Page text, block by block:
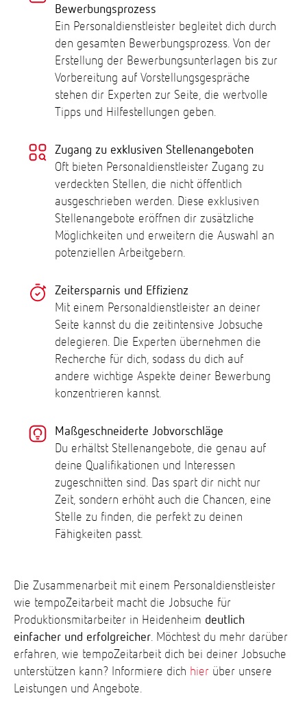
Bewerbungsprozess
Ein Personaldienstleister begleitet dich durch
den gesamten Bewerbungsprozess. Von der
Erstellung der Bewerbungsunterlagen bis zur
Vorbereitung auf Vorstellungsgespräche
stehen dir Experten zur Seite, die wertvolle
Tipps und Hilfestellungen geben.
Zugang zu exklusiven Stellenangeboten
Oft bieten Personaldienstleister Zugang zu
verdeckten Stellen, die nicht öffentlich
ausgeschrieben werden. Diese exklusiven
Stellenangebote eröffnen dir zusätzliche
Möglichkeiten und erweitern die Auswahl an
potenziellen Arbeitgebern.
Zeitersparnis und Effizienz
Mit einem Personaldienstleister an deiner
Seite kannst du die zeitintensive Jobsuche
delegieren. Die Experten übernehmen die
Recherche für dich, sodass du dich auf
andere wichtige Aspekte deiner Bewerbung
konzentrieren kannst.
Maßgeschneiderte Jobvorschläge
Du erhältst Stellenangebote, die genau auf
deine Qualifikationen und Interessen
zugeschnitten sind. Das spart dir nicht nur
Zeit, sondern erhöht auch die Chancen, eine
Stelle zu finden, die perfekt zu deinen
Fähigkeiten passt.
Die Zusammenarbeit mit einem Personaldienstleister
wie tempoZeitarbeit macht die Jobsuche für
Produktionsmitarbeiter in Heidenheim deutlich
einfacher und erfolgreicher. Möchtest du mehr darüber
erfahren, wie tempoZeitarbeit dich bei deiner Jobsuche
unterstützen kann? Informiere dich hier über unsere
Leistungen und Angebote.